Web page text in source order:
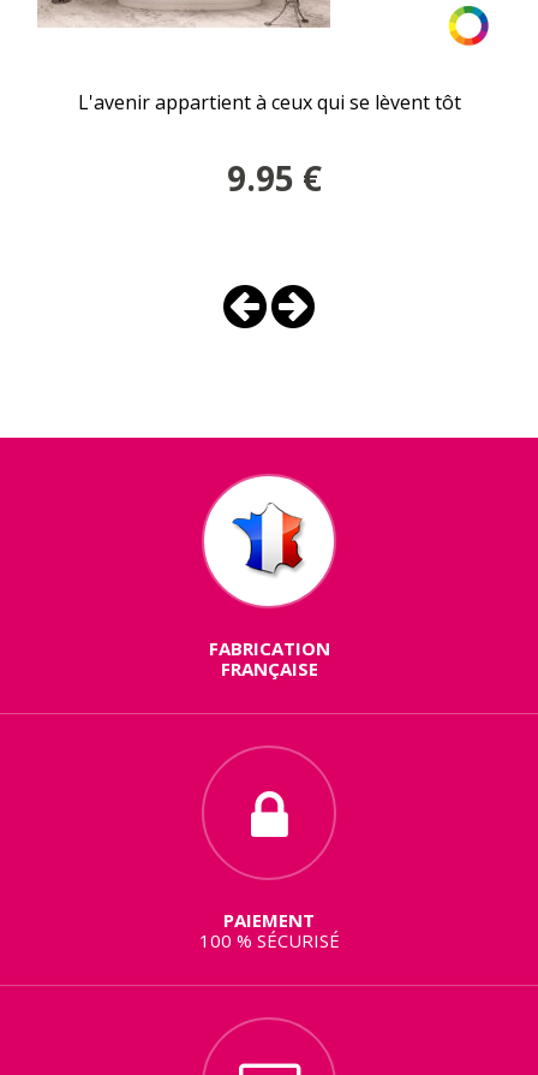
L'avenir appartient à ceux qui se lèvent tôt
9.95 €
FABRICATION
FRANÇAISE
PAIEMENT
100 % SÉCURISÉ